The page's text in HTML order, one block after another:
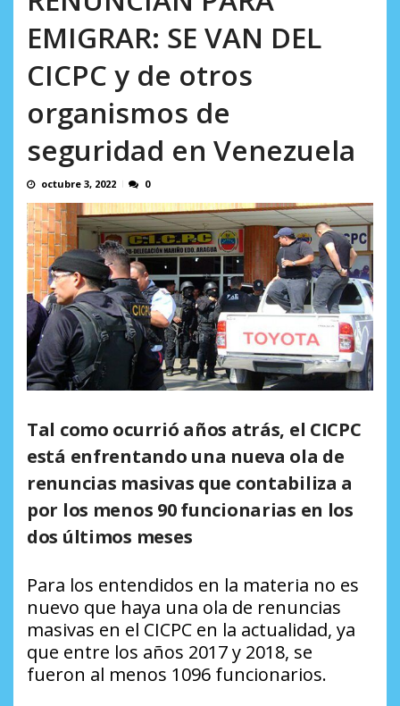
EMIGRAR: SE VAN DEL
CICPC y de otros
organismos de
seguridad en Venezuela
octubre 3, 2022 0
Tal como ocurrió años atrás, el CICPC
está enfrentando una nueva ola de
renuncias masivas que contabiliza a
por los menos 90 funcionarias en los
dos últimos meses
Para los entendidos en la materia no es
nuevo que haya una ola de renuncias
masivas en el CICPC en la actualidad, ya
que entre los años 2017 y 2018, se
fueron al menos 1096 funcionarios.